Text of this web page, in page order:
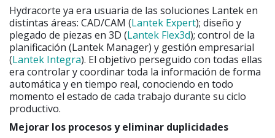
Hydracorte ya era usuaria de las soluciones Lantek en
distintas áreas: CAD/CAM (Lantek Expert); diseño y
plegado de piezas en 3D (Lantek Flex3d); control de la
planificación (Lantek Manager) y gestión empresarial
(Lantek Integra). El objetivo perseguido con todas ellas
era controlar y coordinar toda la información de forma
automática y en tiempo real, conociendo en todo
momento el estado de cada trabajo durante su ciclo
productivo.
Mejorar los procesos y eliminar duplicidades